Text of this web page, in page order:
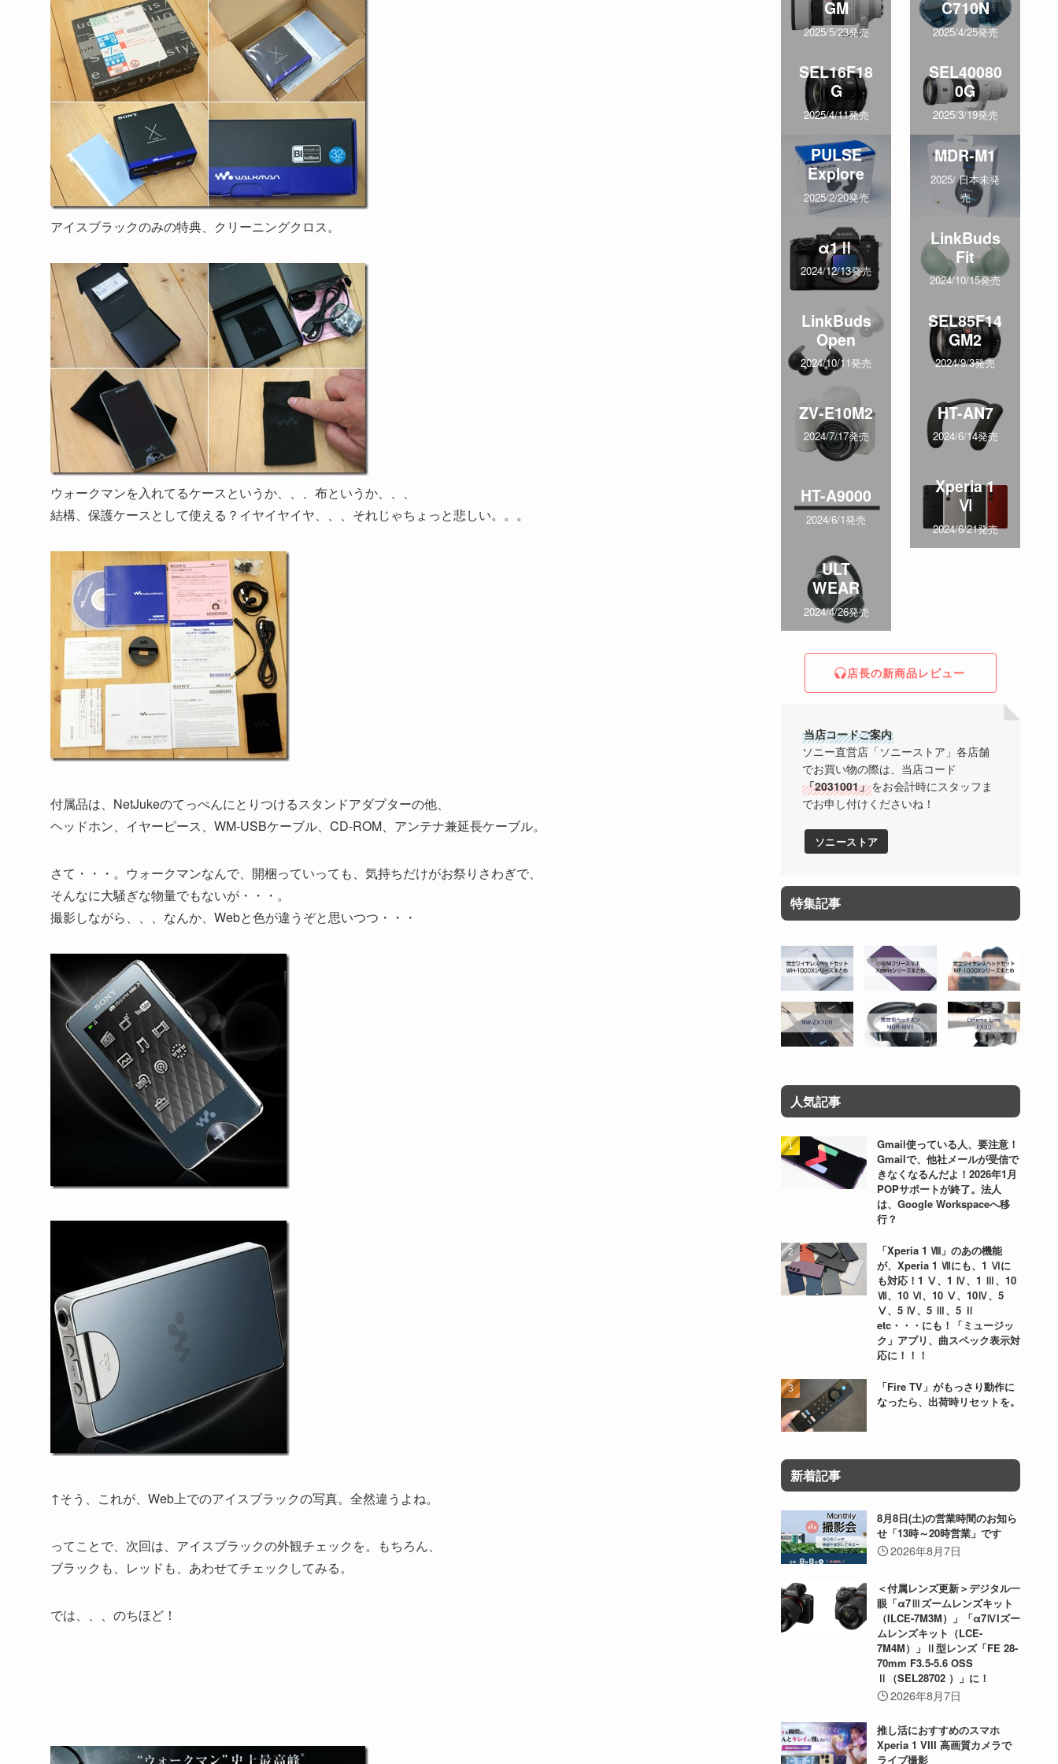
アイスブラックのみの特典、クリーニングクロス。
ウォークマンを入れてるケースというか、、、布というか、、、
結構、保護ケースとして使える？イヤイヤイヤ、、、それじゃちょっと悲しい。。。
付属品は、NetJukeのてっぺんにとりつけるスタンドアダプターの他、
ヘッドホン、イヤーピース、WM-USBケーブル、CD-ROM、アンテナ兼延長ケーブル。
さて・・・。ウォークマンなんで、開梱っていっても、気持ちだけがお祭りさわぎで、
そんなに大騒ぎな物量でもないが・・・。
撮影しながら、、、なんか、Webと色が違うぞと思いつつ・・・
↑そう、これが、Web上でのアイスブラックの写真。全然違うよね。
ってことで、次回は、アイスブラックの外観チェックを。もちろん、
ブラックも、レッドも、あわせてチェックしてみる。
では、、、のちほど！
GM
2025/5/23発売
C710N
2025/4/25発売
SEL16F18
G
2025/4/11発売
SEL40080
0G
2025/3/19発売
PULSE
Explore
2025/2/20発売
MDR-M1
2025/ 日本未発
売
α1Ⅱ
2024/12/13発売
LinkBuds
Fit
2024/10/15発売
LinkBuds
Open
2024/10/11発売
SEL85F14
GM2
2024/9/3発売
ZV-E10M2
2024/7/17発売
HT-AN7
2024/6/14発売
HT-A9000
2024/6/1発売
Xperia 1
Ⅵ
2024/6/21発売
ULT
WEAR
2024/4/26発売
店長の新商品レビュー
当店コードご案内
ソニー直営店「ソニーストア」各店舗
でお買い物の際は、当店コード
「2031001」をお会計時にスタッフま
でお申し付けくださいね！
ソニーストア
特集記事
人気記事
Gmail使っている人、要注意！
Gmailで、他社メールが受信で
きなくなるんだよ！2026年1月
POPサポートが終了。法人
は、Google Workspaceへ移
行？
「Xperia 1 Ⅷ」のあの機能
が、Xperia 1 Ⅶにも、1 Ⅵに
も対応！1 Ⅴ、1 Ⅳ、1 Ⅲ、10
Ⅶ、10 Ⅵ、10 Ⅴ、10Ⅳ、5
Ⅴ、5 Ⅳ、5 Ⅲ、5 Ⅱ
etc・・・にも！「ミュージッ
ク」アプリ、曲スペック表示対
応に！！！
「Fire TV」がもっさり動作に
なったら、出荷時リセットを。
新着記事
8月8日(土)の営業時間のお知ら
せ「13時～20時営業」です
2026年8月7日
＜付属レンズ更新＞デジタル一
眼「α7Ⅲズームレンズキット
（ILCE-7M3M）」「α7ⅣIズー
ムレンズキット（LCE-
7M4M）」Ⅱ型レンズ「FE 28-
70mm F3.5-5.6 OSS
Ⅱ（SEL28702 ）」に！
2026年8月7日
推し活におすすめのスマホ
Xperia 1 VIII 高画質カメラで
ライブ撮影